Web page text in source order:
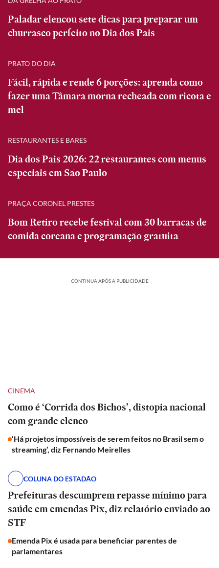
Paladar elencou sete dicas para preparar um
churrasco perfeito no Dia dos Pais
PRATO DO DIA
Fácil, rápida e rende 6 porções: aprenda como
fazer uma Tâmara morna recheada com ricota e
mel
RESTAURANTES E BARES
Dia dos Pais 2026: 22 restaurantes com menus
especiais em São Paulo
PRAÇA CORONEL PRESTES
Bom Retiro recebe festival com 30 barracas de
comida coreana e programação gratuita
CONTINUA APÓS A PUBLICIDADE
CINEMA
Como é ‘Corrida dos Bichos’, distopia nacional
com grande elenco
‘Há projetos impossíveis de serem feitos no Brasil sem o
streaming’, diz Fernando Meirelles
COLUNA DO ESTADÃO
Prefeituras descumprem repasse mínimo para
saúde em emendas Pix, diz relatório enviado ao
STF
Emenda Pix é usada para beneficiar parentes de
parlamentares